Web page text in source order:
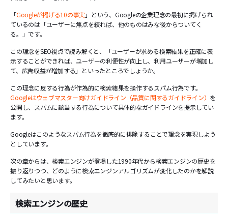
「Googleが掲げる10の事実」という、Googleの企業理念の最初に掲げられ
ているのは「ユーザーに焦点を絞れば、他のものはみな後からついてく
る。」です。
この理念をSEO視点で読み解くと、「ユーザーが求める検索結果を正確に表
示することができれば、ユーザーの利便性が向上し、利用ユーザーが増加し
て、広告収益が増加する」といったところでしょうか。
この理念に反する行為が作為的に検索結果を操作するスパム行為です。
Googleはウェブマスター向けガイドライン（品質に関するガイドライン） を
公開し、スパムに該当する行為について具体的なガイドラインを提示してい
ます。
Googleはこのようなスパム行為を徹底的に排除することで理念を実現しよう
としています。
次の章からは、検索エンジンが登場した1990年代から検索エンジンの歴史を
振り返りつつ、どのように検索エンジンアルゴリズムが変化したのかを解説
してみたいと思います。
検索エンジンの歴史